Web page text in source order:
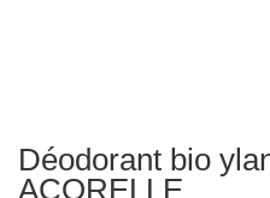
Déodorant bio
ACORELLE